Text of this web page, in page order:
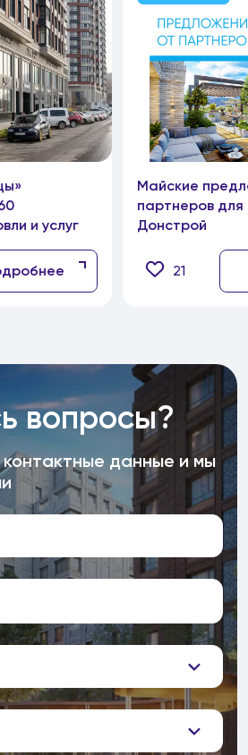
и услуг
Майские
партнеров для
Донстрой
21
вопросы?
данные и мы